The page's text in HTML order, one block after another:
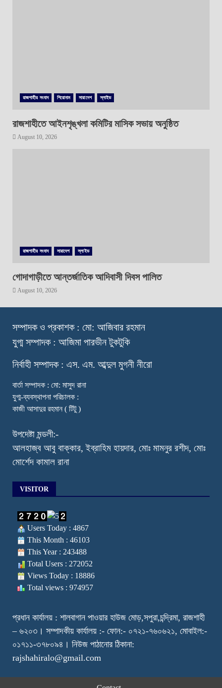
রাজশাহীর সংবাদ শিরোনাম সারাদেশ স্লাইড
রাজশাহীতে আইনশৃঙ্খলা কমিটির মাসিক সভায় অনুষ্ঠিত
August 10, 2026
রাজশাহীর সংবাদ সারাদেশ স্লাইড
গোদাগাড়ীতে আন্তর্জাতিক আদিবাসী দিবস পালিত
August 10, 2026
সম্পাদক ও প্রকাশক : মো: আজিবার রহমান
যুগ্ম সম্পাদক : আজিমা পারভীন টুকটুকি
নির্বাহী সম্পাদক : এস. এম. আব্দুল মুগনী নীরো
বার্তা সম্পাদক : মো: মাসুদ রানা
যুগ্ম-ব্যবস্থাপনা পরিচালক :
কাজী আসাদুর রহমান ( টিটু )
উপদেষ্টা মন্ডলী:-
আলহাজ্ব আবু বাক্কার, ইব্রাহিম হায়দার, মোঃ মামনুর রশীদ, মোঃ
মোর্শেদ কামাল রানা
VISITOR
Users Today : 4867
This Month : 46103
This Year : 243488
Total Users : 272052
Views Today : 18886
Total views : 974957
প্রধান কার্যালয় : শালবাগান পাওয়ার হাউজ মোড়,সপুরা,চন্দ্রিমা, রাজশাহী
– ৬২০৩। সম্পাদকীয় কার্যালয় :- ফোন:- ০৭২১-৭৬০৬২১, মোবাইল:-
০১৭১১-৩৭৮০৯৪। নিউজ পাঠানোর ঠিকানা:
rajshahiralo@gmail.com